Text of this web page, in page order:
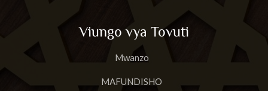
Viungo vya Tovuti
Mwanzo
MAFUNDISHO